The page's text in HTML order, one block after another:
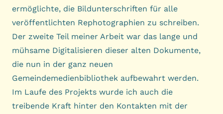
ermöglichte, die Bildunterschriften für alle
veröffentlichten Rephotographien zu schreiben.
Der zweite Teil meiner Arbeit war das lange und
mühsame Digitalisieren dieser alten Dokumente,
die nun in der ganz neuen
Gemeindemedienbibliothek aufbewahrt werden.
Im Laufe des Projekts wurde ich auch die
treibende Kraft hinter den Kontakten mit der